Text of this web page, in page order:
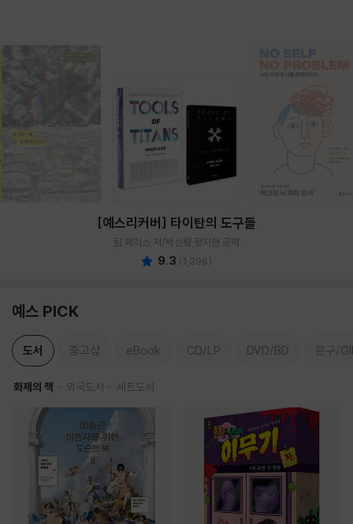
[예스리커버] 타이탄의 도구들
팀 페리스 저/박선령,정지현 공역
9.3 (1,396)
예스 PICK
도서 중고샵 eBook CD/LP DVD/BD 문구/
화제의 책 외국도서 세트도서